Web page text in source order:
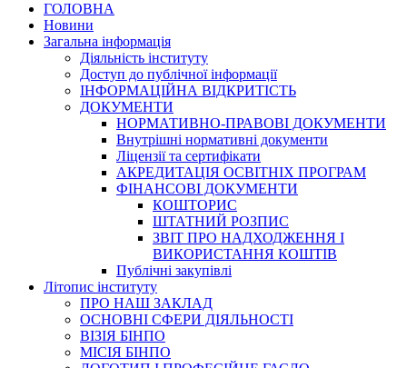
ГОЛОВНА
Новини
Загальна інформація
Діяльність інституту
Доступ до публічної інформації
ІНФОРМАЦІЙНА ВІДКРИТІСТЬ
ДОКУМЕНТИ
НОРМАТИВНО-ПРАВОВІ ДОКУМЕНТИ
Внутрішні нормативні документи
Ліцензії та сертифікати
АКРЕДИТАЦІЯ ОСВІТНІХ ПРОГРАМ
ФІНАНСОВІ ДОКУМЕНТИ
КОШТОРИС
ШТАТНИЙ РОЗПИС
ЗВІТ ПРО НАДХОДЖЕННЯ І
ВИКОРИСТАННЯ КОШТІВ
Публічні закупівлі
Літопис інституту
ПРО НАШ ЗАКЛАД
ОСНОВНІ СФЕРИ ДІЯЛЬНОСТІ
ВІЗІЯ БІНПО
МІСІЯ БІНПО